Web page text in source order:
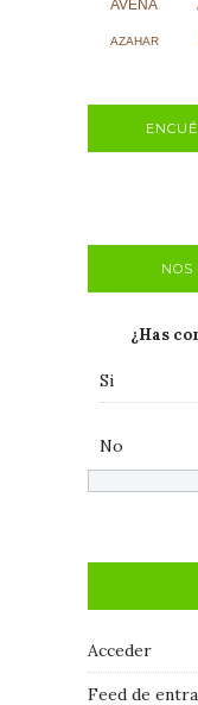
AVENA
AZAHAR
¿Has
Si
No
Acceder
Feed de